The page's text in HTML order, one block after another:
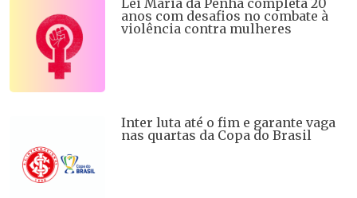
Lei Maria da Penha completa 20
anos com desafios no combate à
violência contra mulheres
Inter luta até o fim e garante vaga
nas quartas da Copa do Brasil